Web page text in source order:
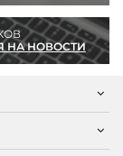
НА НОВОСТИ